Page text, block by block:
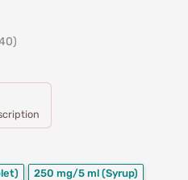
250 mg/5 ml (Syrup)